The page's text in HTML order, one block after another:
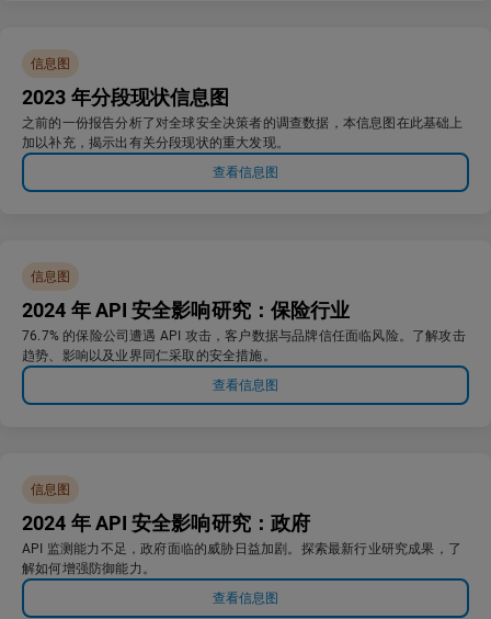
信息图
2023 年分段现状信息图
之前的一份报告分析了对全球安全决策者的调查数据，本信息图在此基础上
加以补充，揭示出有关分段现状的重大发现。
查看信息图
信息图
2024 年 API 安全影响研究：保险行业
76.7% 的保险公司遭遇 API 攻击，客户数据与品牌信任面临风险。了解攻击
趋势、影响以及业界同仁采取的安全措施。
查看信息图
信息图
2024 年 API 安全影响研究：政府
API 监测能力不足，政府面临的威胁日益加剧。探索最新行业研究成果，了
解如何增强防御能力。
查看信息图